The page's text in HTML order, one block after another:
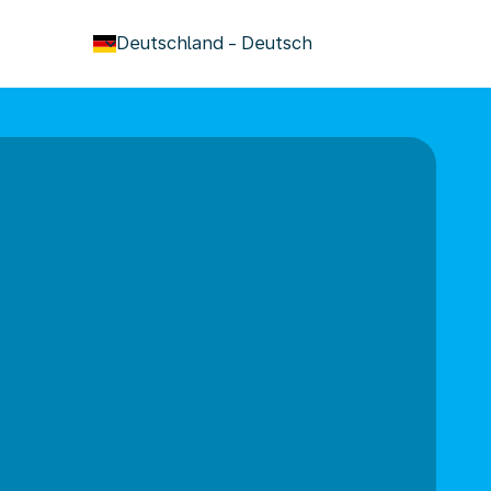
Deutschland - Deutsch
keyboard_arrow_down